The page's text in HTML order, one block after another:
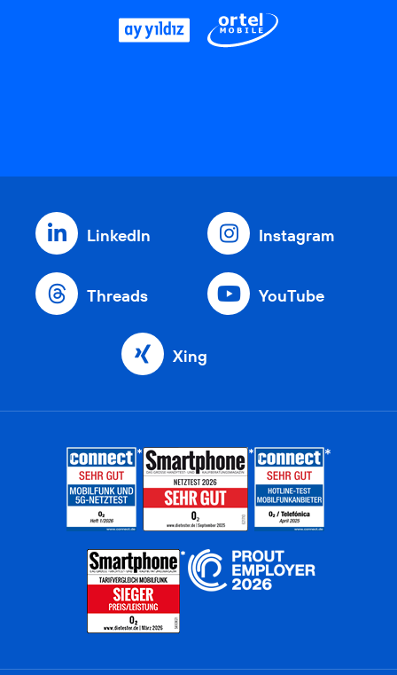
LinkedIn Instagram
Threads YouTube
Xing